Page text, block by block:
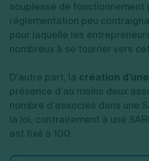
souplesse de fonctionnement
réglementation peu
pour laquelle les
nombreux à se tourner vers
D’autre part, la création
présence d’au moins deux
nombre d’associés dans une
la loi, contrairement à une
est fixé à 100.